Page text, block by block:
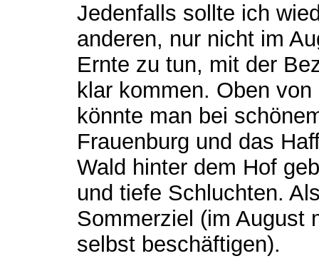
Jedenfalls sollte ich
anderen, nur nicht im
Ernte zu tun, mit der
klar kommen. Oben
könnte man bei
Frauenburg und das
Wald hinter dem Hof
und tiefe Schluchten.
Sommerziel (im August
selbst beschäftigen).